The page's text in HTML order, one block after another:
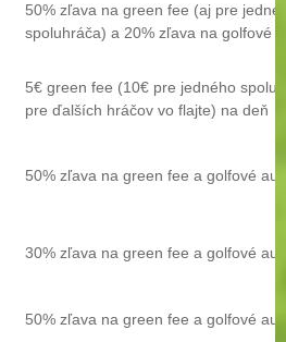
50% zľava na green fee (aj pre
spoluhráča) a 20% zľava na golfové
5€ green fee (10€ pre jedného
pre ďalších hráčov vo flajte) na deň
50% zľava na green fee a golfové
30% zľava na green fee a golfové
50% zľava na green fee a golfové